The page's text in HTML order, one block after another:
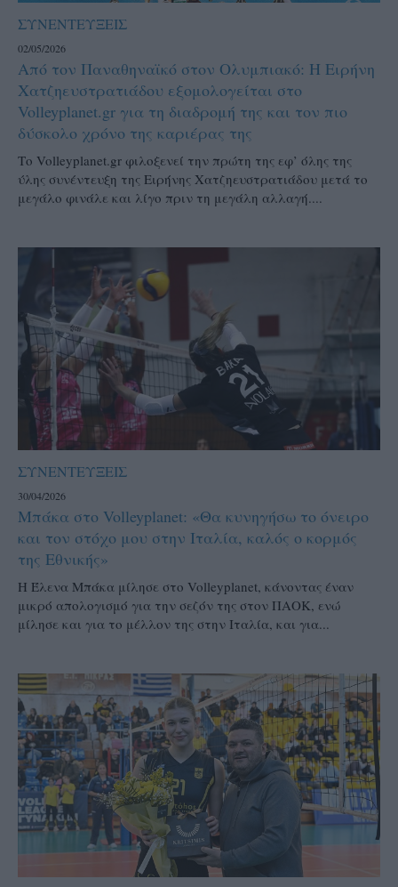
ΣΥΝΕΝΤΕΥΞΕΙΣ
02/05/2026
Από τον Παναθηναϊκό στον Ολυμπιακό: Η Ειρήνη
Χατζηευστρατιάδου εξομολογείται στο
Volleyplanet.gr για τη διαδρομή της και τον πιο
δύσκολο χρόνο της καριέρας της
Το Volleyplanet.gr φιλοξενεί την πρώτη της εφ’ όλης της
ύλης συνέντευξη της Ειρήνης Χατζηευστρατιάδου μετά το
μεγάλο φινάλε και λίγο πριν τη μεγάλη αλλαγή....
ΣΥΝΕΝΤΕΥΞΕΙΣ
30/04/2026
Μπάκα στο Volleyplanet: «Θα κυνηγήσω το όνειρο
και τον στόχο μου στην Ιταλία, καλός ο κορμός
της Εθνικής»
Η Έλενα Μπάκα μίλησε στο Volleyplanet, κάνοντας έναν
μικρό απολογισμό για την σεζόν της στον ΠΑΟΚ, ενώ
μίλησε και για το μέλλον της στην Ιταλία, και για...